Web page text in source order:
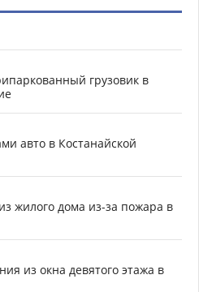
грузовик в
авто в Костанайской
жилого дома из-за пожара в
из окна девятого этажа в